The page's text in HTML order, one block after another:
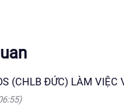
(CHLB ĐỨC) LÀM VIỆC